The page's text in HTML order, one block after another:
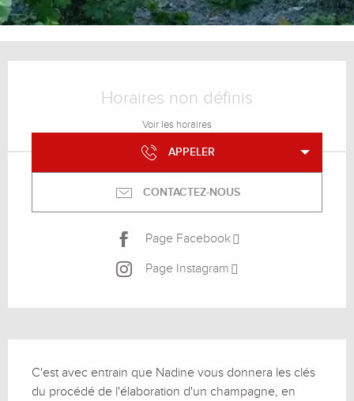
Horaires non définis
Voir les horaires
APPELER
CONTACTEZ-NOUS
Page Facebook
Page Instagram
C'est avec entrain que Nadine vous donnera les clés
du procédé de l'élaboration d'un champagne, en